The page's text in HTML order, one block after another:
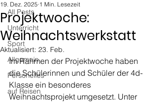
All Posts
Unterricht
Sport
Allgemein
Personelles
auf Reisen
Projektwoche:
Weihnachtswerkstatt
19. Dez. 2025 1 Min. Lesezeit
Aktualisiert: 23. Feb.
Im Rahmen der Projektwoche haben
die Schülerinnen und Schüler der 4d-
Klasse ein besonderes
Weihnachtsprojekt umgesetzt. Unter